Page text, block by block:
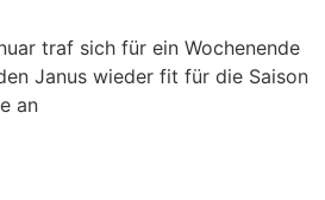
traf sich für ein Wochenende
Janus wieder fit für die Saison
an